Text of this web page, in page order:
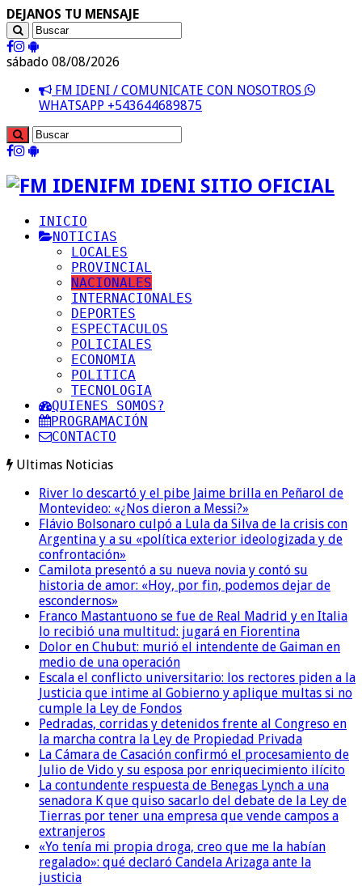
DEJANOS TU MENSAJE
sábado 08/08/2026
FM IDENI / COMUNICATE CON NOSOTROS
WHATSAPP +543644689875
FM IDENI SITIO OFICIAL
INICIO
NOTICIAS
LOCALES
PROVINCIAL
NACIONALES
INTERNACIONALES
DEPORTES
ESPECTACULOS
POLICIALES
ECONOMIA
POLITICA
TECNOLOGIA
QUIENES SOMOS?
PROGRAMACIÓN
CONTACTO
Ultimas Noticias
River lo descartó y el pibe Jaime brilla en Peñarol de
Montevideo: «¿Nos dieron a Messi?»
Flávio Bolsonaro culpó a Lula da Silva de la crisis con
Argentina y a su «política exterior ideologizada y de
confrontación»
Camilota presentó a su nueva novia y contó su
historia de amor: «Hoy, por fin, podemos dejar de
escondernos»
Franco Mastantuono se fue de Real Madrid y en Italia
lo recibió una multitud: jugará en Fiorentina
Dolor en Chubut: murió el intendente de Gaiman en
medio de una operación
Escala el conflicto universitario: los rectores piden a la
Justicia que intime al Gobierno y aplique multas si no
cumple la Ley de Fondos
Pedradas, corridas y detenidos frente al Congreso en
la marcha contra la Ley de Propiedad Privada
La Cámara de Casación confirmó el procesamiento de
Julio de Vido y su esposa por enriquecimiento ilícito
La contundente respuesta de Benegas Lynch a una
senadora K que quiso sacarlo del debate de la Ley de
Tierras por tener una empresa que vende campos a
extranjeros
«Yo tenía mi propia droga, creo que me la habían
regalado»: qué declaró Candela Arizaga ante la
justicia